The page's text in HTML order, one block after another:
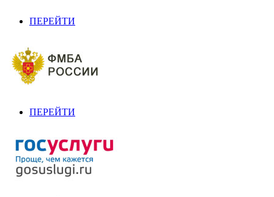
ПЕРЕЙТИ
ПЕРЕЙТИ